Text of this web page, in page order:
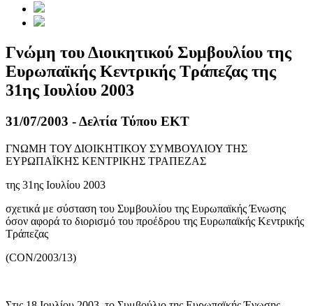
Γνώμη του Διοικητικού Συμβουλίου της
Ευρωπαϊκής Κεντρικής Τράπεζας της
31ης Ιουλίου 2003
31/07/2003 - Δελτία Τύπου ΕΚΤ
ΓΝΩΜΗ ΤΟΥ ΔΙΟΙΚΗΤΙΚΟΥ ΣΥΜΒΟΥΛΙΟΥ ΤΗΣ
ΕΥΡΩΠΑΪΚΗΣ ΚΕΝΤΡΙΚΗΣ ΤΡΑΠΕΖΑΣ
της 31ης Ιουλίου 2003
σχετικά με σύσταση του Συμβουλίου της Ευρωπαϊκής Ένωσης
όσον αφορά το διορισμό του προέδρου της Ευρωπαϊκής Κεντρικής
Τράπεζας
(CON/2003/13)